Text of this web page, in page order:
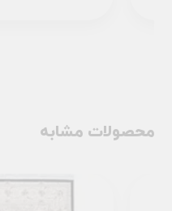
محصولات مشابه